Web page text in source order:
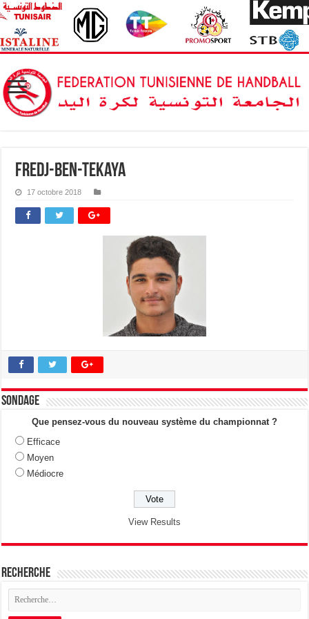
Fredj-Ben-Tekaya
17 octobre 2018
Sondage
Que pensez-vous du nouveau système du championnat ?
Efficace
Moyen
Médiocre
View Results
Recherche